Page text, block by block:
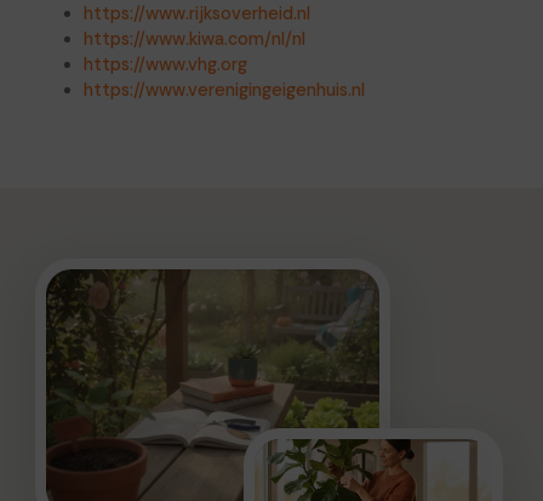
https://www.rijksoverheid.nl
https://www.kiwa.com/nl/nl
https://www.vhg.org
https://www.verenigingeigenhuis.nl